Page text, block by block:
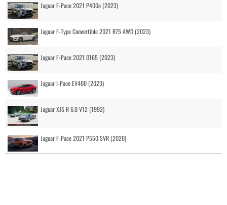
Jaguar F-Pace 2021 P400e (2023)
Jaguar F-Type Convertible 2021 R75 AWD (2023)
Jaguar F-Pace 2021 D165 (2023)
Jaguar I-Pace EV400 (2023)
Jaguar XJS R 6.0 V12 (1992)
Jaguar F-Pace 2021 P550 SVR (2020)